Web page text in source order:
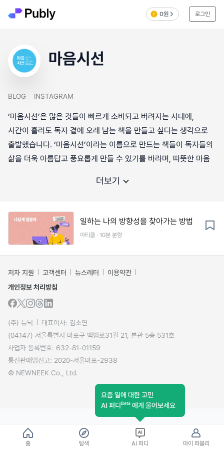
0원 로그인
마음시선
BLOG INSTAGRAM
‘마음시선’은 많은 것들이 빠르게 소비되고 버려지는 시대에,
시간이 흘러도 독자 곁에 오래 남는 책을 만들고 싶다는 생각으로
출발했습니다. ‘마음시선’이라는 이름으로 만드는 책들이 독자들의
삶을 더욱 아름답고 풍요롭게 만들 수 있기를 바라며, 따뜻한 마음
더보기
일하는 나의 방향성을 찾아가는 방법
아티클 · 10분 분량
저자 지원 고객센터 뉴스레터
이용약관
개인정보 처리방침
(주) 뉴닉
대표이사: 김소연
(04147) 서울특별시 마포구 백범로31길 21, 본관 5층 531호
사업자 등록번호: 632-81-01159
통신판매업신고: 2020-서울마포-2938
© NEWNEEK Co., Ltd.
홈 탐색
요즘 일에 대한 고민
AI 퍼디Beta 에게 물어보세요
AI 퍼디 마이 퍼블리